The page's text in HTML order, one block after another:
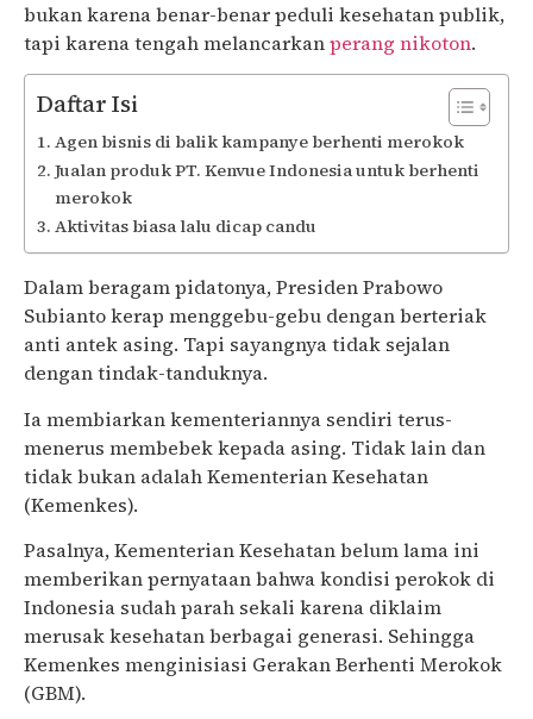
bukan karena benar-benar peduli kesehatan publik,
tapi karena tengah melancarkanperang nikoton.
Daftar Isi
Agen bisnis di balik kampanye berhenti merokok
Jualan produk PT. Kenvue Indonesia untuk berhenti
merokok
Aktivitas biasa lalu dicap candu
Dalam beragam pidatonya, Presiden Prabowo
Subianto kerap menggebu-gebu dengan berteriak
anti antek asing. Tapi sayangnya tidak sejalan
dengan tindak-tanduknya.
Ia membiarkan kementeriannya sendiri terus-
menerus membebek kepada asing. Tidak lain dan
tidak bukan adalah Kementerian Kesehatan
(Kemenkes).
Pasalnya, Kementerian Kesehatan belum lama ini
memberikan pernyataan bahwa kondisi perokok di
Indonesia sudah parah sekali karena diklaim
merusak kesehatan berbagai generasi. Sehingga
Kemenkes menginisiasi Gerakan Berhenti Merokok
(GBM).